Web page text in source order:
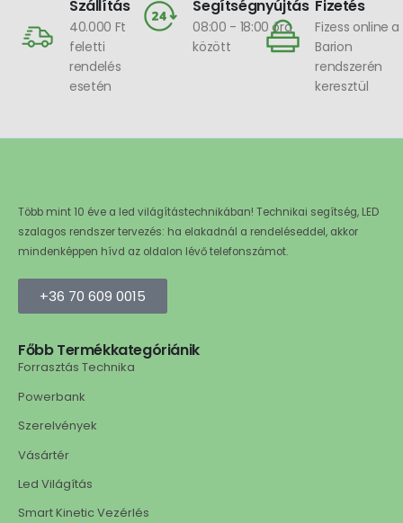
Szállítás
40.000 Ft
feletti
rendelés
esetén
Segítségnyújtás
08:00 - 18:00 óra
között
Fizetés
Fizess online a
Barion
rendszerén
keresztül
Több mint 10 éve a led világítástechnikában! Technikai segítség, LED
szalagos rendszer tervezés: ha elakadnál a rendeléseddel, akkor
mindenképpen hívd az oldalon lévő telefonszámot.
+36 70 609 0015
Főbb Termékkategóriánik
Forrasztás Technika
Powerbank
Szerelvények
Vásártér
Led Világítás
Smart Kinetic Vezérlés